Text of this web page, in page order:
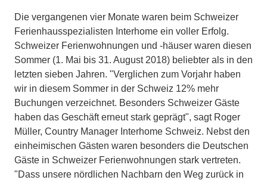
Die vergangenen vier Monate waren beim Schweizer
Ferienhausspezialisten Interhome ein voller Erfolg.
Schweizer Ferienwohnungen und -häuser waren diesen
Sommer (1. Mai bis 31. August 2018) beliebter als in den
letzten sieben Jahren. "Verglichen zum Vorjahr haben
wir in diesem Sommer in der Schweiz 12% mehr
Buchungen verzeichnet. Besonders Schweizer Gäste
haben das Geschäft erneut stark geprägt", sagt Roger
Müller, Country Manager Interhome Schweiz. Nebst den
einheimischen Gästen waren besonders die Deutschen
Gäste in Schweizer Ferienwohnungen stark vertreten.
"Dass unsere nördlichen Nachbarn den Weg zurück in